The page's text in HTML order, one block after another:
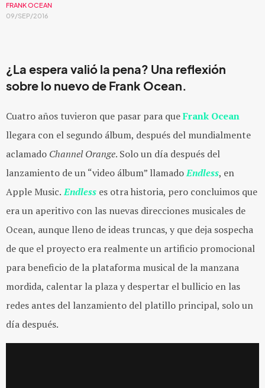
FRANK OCEAN
09/SEP/2016
¿La espera valió la pena? Una reflexión
sobre lo nuevo de Frank Ocean.
Cuatro años tuvieron que pasar para queFrank Ocean
llegara con el segundo álbum, después del mundialmente
aclamado Channel Orange. Solo un día después del
lanzamiento de un “video álbum” llamadoEndless, en
Apple Music. Endless es otra historia, pero concluimos que
era un aperitivo con las nuevas direcciones musicales de
Ocean, aunque lleno de ideas truncas, y que deja sospecha
de que el proyecto era realmente un artificio promocional
para beneficio de la plataforma musical de la manzana
mordida, calentar la plaza y despertar el bullicio en las
redes antes del lanzamiento del platillo principal, solo un
día después.